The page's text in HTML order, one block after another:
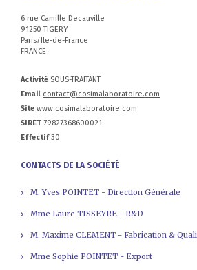
6 rue Camille Decauville
91250 TIGERY
Paris/Ile-de-France
FRANCE
Activité SOUS-TRAITANT
Email contact@cosimalaboratoire.com
Site www.cosimalaboratoire.com
SIRET 79827368600021
Effectif30
CONTACTS DE LA SOCIÉTÉ
M. Yves POINTET - Direction Générale
Mme Laure TISSEYRE - R&D
M. Maxime CLEMENT - Fabrication &
Mme Sophie POINTET - Export